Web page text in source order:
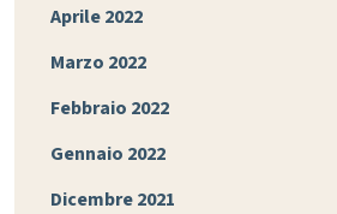
Aprile 2022
Marzo 2022
Febbraio 2022
Gennaio 2022
Dicembre 2021